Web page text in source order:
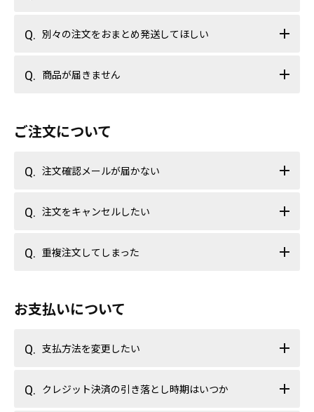
別々の注文をおまとめ発送してほしい
商品が届きません
ご注文について
注文確認メールが届かない
注文をキャンセルしたい
重複注文してしまった
お支払いについて
支払方法を変更したい
クレジット決済の引き落とし時期はいつか